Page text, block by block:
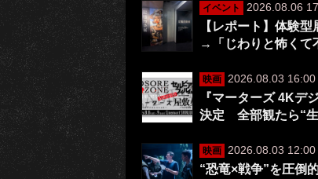
イベント 2026.08.06
【レポート】体験
→「じわりと怖くて
映画 2026.08.03 16:00
『マーターズ 4Kデ
決定 全部観たら“生
映画 2026.08.03 12:00
“恐竜×戦争”を圧倒